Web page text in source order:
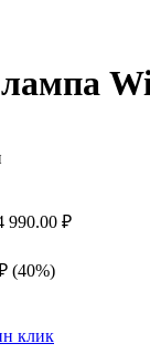
990.00 ₽
(40%)
клик